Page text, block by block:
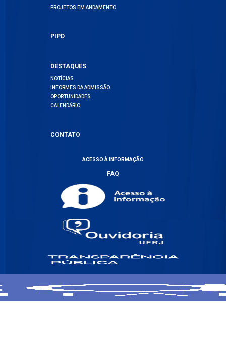
PROJETOS EM ANDAMENTO
PIPD
DESTAQUES
NOTÍCIAS
INFORMES DA ADMISSÃO
OPORTUNIDADES
CALENDÁRIO
CONTATO
ACESSO À INFORMAÇÃO
FAQ